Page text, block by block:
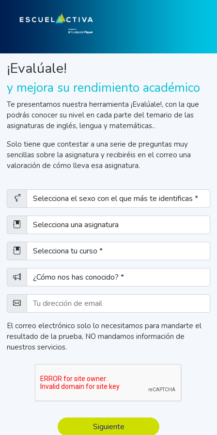
¡Evalúale!
y mejora su rendimiento académico
Te presentamos nuestra herramienta ¡Evalúale!, con la que
podrás conocer su nivel en cada parte del temario de las
asignaturas de inglés, lengua y matemáticas..
Solo tiene que contestar a una serie de preguntas muy
sencillas sobre la asignatura y recibiréis en el correo una
valoración de cómo lleva esa asignatura.
El correo electrónico solo lo necesitamos para mandarte el
resultado de la prueba, NO mandamos información de
nuestros servicios.